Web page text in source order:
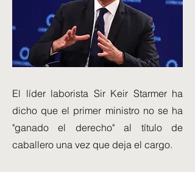
El líder laborista Sir Keir Starmer ha
dicho que el primer ministro no se ha
"ganado el derecho" al título de
caballero una vez que deja el cargo.